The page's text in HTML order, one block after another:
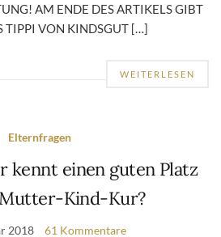
AM ENDE DES ARTIKELS GIBT
TIPPI VON KINDSGUT […]
WEITERLESEN
Elternfragen
kennt einen guten Platz
Kind-Kur?
2018 61 Kommentare